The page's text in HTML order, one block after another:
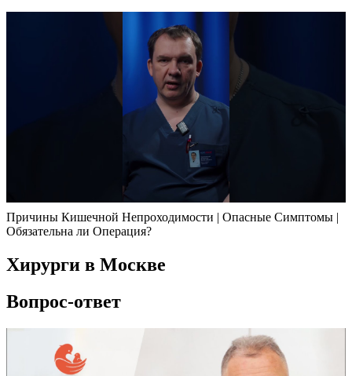
Причины Кишечной Непроходимости | Опасные Симптомы |
Обязательна ли Операция?
Хирурги в Москве
Вопрос-ответ